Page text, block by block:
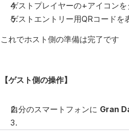
ゲストプレイヤーの+アイコンを
ゲストエントリー用QRコードを
これでホスト側の準備は完了です
【ゲスト側の操作】
自分のスマートフォンに Gran